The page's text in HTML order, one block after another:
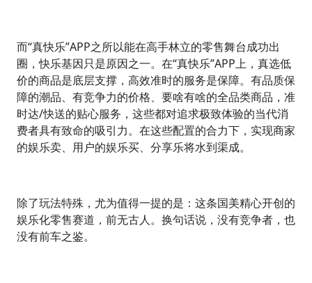
而“真快乐”APP之所以能在高手林立的零售舞台成功出
圈，快乐基因只是原因之一。在“真快乐”APP上，真选低
价的商品是底层支撑，高效准时的服务是保障。有品质保
障的潮品、有竞争力的价格、要啥有啥的全品类商品，准
时达/快送的贴心服务，这些都对追求极致体验的当代消
费者具有致命的吸引力。在这些配置的合力下，实现商家
的娱乐卖、用户的娱乐买、分享乐将水到渠成。
除了玩法特殊，尤为值得一提的是：这条国美精心开创的
娱乐化零售赛道，前无古人。换句话说，没有竞争者，也
没有前车之鉴。